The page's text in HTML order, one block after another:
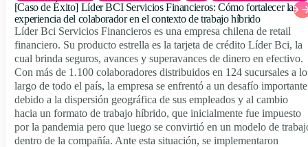
[Caso de Éxito] Líder BCI Servicios Financieros: Cómo fortalecer la
experiencia del colaborador en el contexto de trabajo híbrido
Líder Bci Servicios Financieros es una empresa chilena de retail
financiero. Su producto estrella es la tarjeta de crédito Líder Bci, la
cual brinda seguros, avances y superavances de dinero en efectivo.
Con más de 1.100 colaboradores distribuidos en 124 sucursales a lo
largo de todo el país, la empresa se enfrentó a un desafío importante
debido a la dispersión geográfica de sus empleados y al cambio
hacia un formato de trabajo híbrido, que inicialmente fue impuesto
por la pandemia pero que luego se convirtió en un modelo de
dentro de la compañía. Ante esta situación, se implementaron